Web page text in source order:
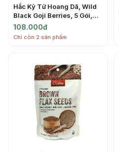
Hắc Kỷ Tử Hoang Dã, Wild
Black Goji Berries, 5 Gói,
3.5 oz (100g) - C'LAVIE
108.000đ
Chỉ còn 2 sản phẩm